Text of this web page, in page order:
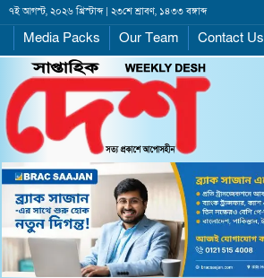
৭ই আগস্ট, ২০২৬ খ্রিস্টাব্দ | ২৩শে শ্রাবণ, ১৪৩৩ বঙ্গাব্দ
Media Packs Our Team Contact Us